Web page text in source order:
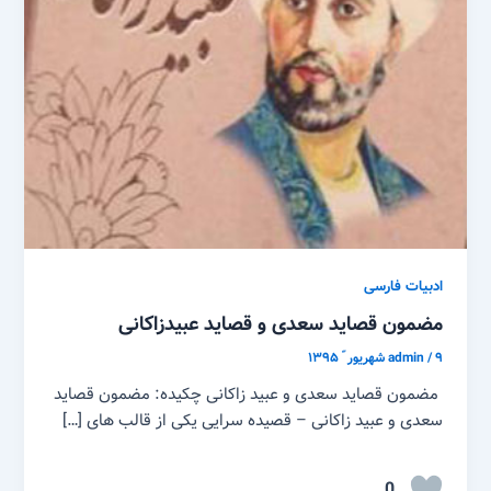
ادبیات فارسی
مضمون قصاید سعدی و قصاید عبیدزاکانی
admin/۹ شهریور ّ ۱۳۹۵
مضمون قصاید سعدی و عبید زاکانی چکیده: مضمون قصاید
سعدی و عبید زاکانی – قصیده سرایی یکی از قالب های […]